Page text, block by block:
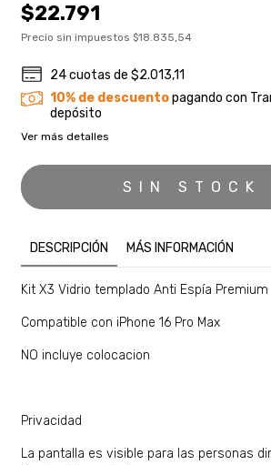
$22.791
Precio sin impuestos$18.835,54
24cuotas de $2.013,11
10% de descuentopagando con
depósito
Ver más detalles
DESCRIPCIÓN MÁS INFORMACIÓN
Kit X3 Vidrio templado Anti Espía Premium
Compatible con iPhone 16 Pro Max
NO incluye colocacion
Privacidad
La pantalla es visible para las personas